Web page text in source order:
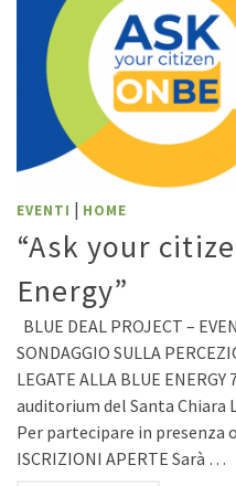
EVENTI | HOME
“Ask your
Energy”
BLUE DEAL PROJECT –
SONDAGGIO SULLA
LEGATE ALLA BLUE
auditorium del Santa Chiara
Per partecipare in presenza
ISCRIZIONI APERTE Sarà …